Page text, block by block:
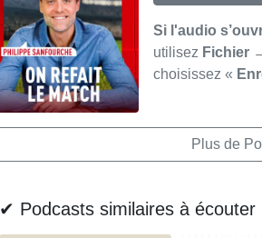
Si l'audio
utilisez Fichier
choisissez «
Plus de
✔ Podcasts similaires à écouter